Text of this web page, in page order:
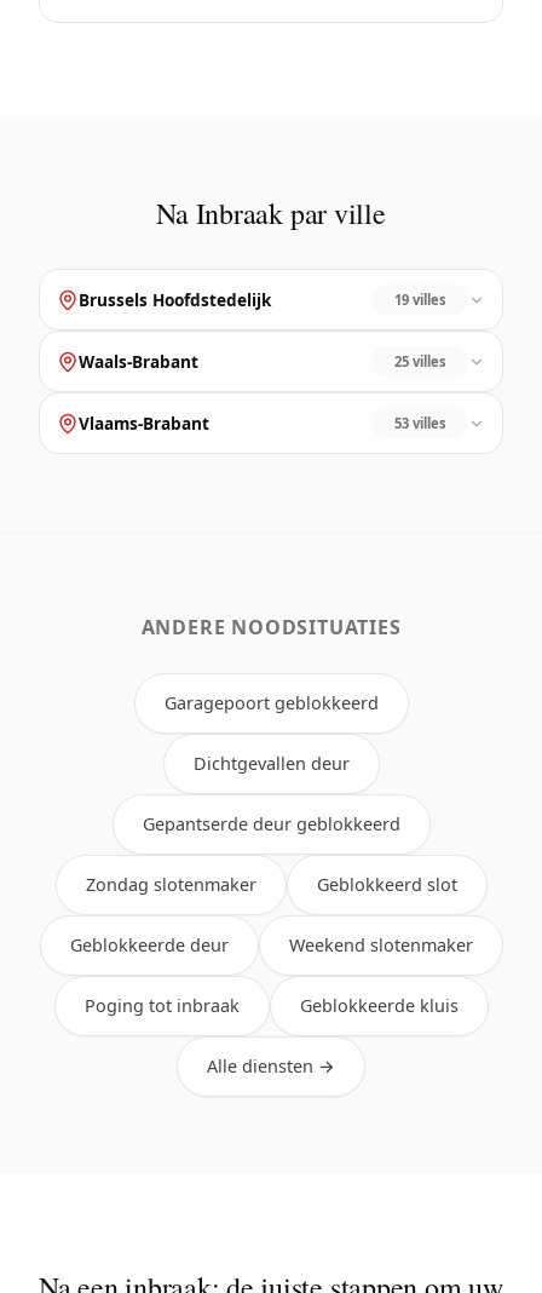
Na Inbraak par ville
Brussels Hoofdstedelijk 19 villes
Waals-Brabant 25 villes
Vlaams-Brabant 53 villes
ANDERE NOODSITUATIES
Garagepoort geblokkeerd
Dichtgevallen deur
Gepantserde deur geblokkeerd
Zondag slotenmaker Geblokkeerd slot
Geblokkeerde deur Weekend slotenmaker
Poging tot inbraak Geblokkeerde kluis
Alle diensten →